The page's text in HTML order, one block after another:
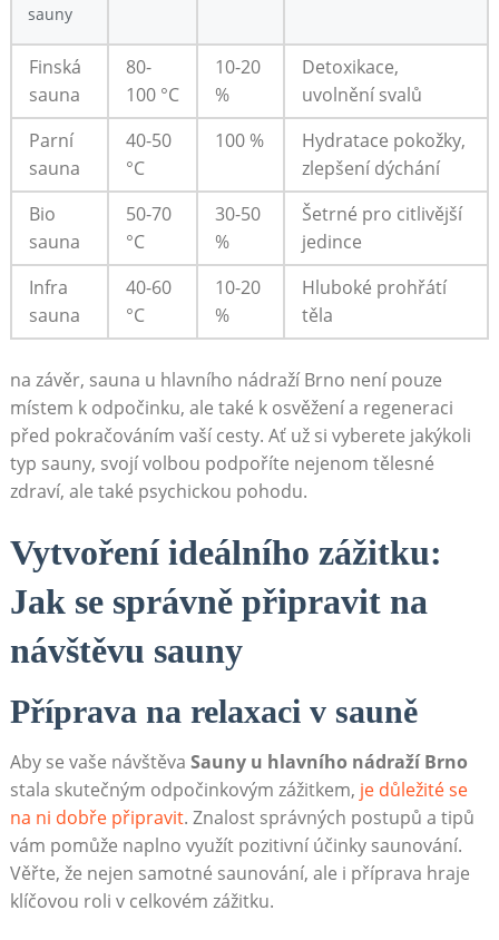
sauny
Finská
sauna
80-
100 °C
10-20
%
Detoxikace,
uvolnění svalů
Parní
sauna
40-50
°C
100 %
Hydratace pokožky,
zlepšení dýchání
Bio
sauna
50-70
°C
30-50
%
Šetrné pro citlivější
jedince
Infra
sauna
40-60
°C
10-20
%
Hluboké prohřátí
těla
na závěr, sauna u hlavního nádraží Brno není pouze
místem k odpočinku, ale také k osvěžení a regeneraci
před pokračováním vaší cesty. Ať už si vyberete jakýkoli
typ sauny, svojí volbou podpoříte nejenom tělesné
zdraví, ale také psychickou pohodu.
Vytvoření ideálního zážitku:
Jak se správně připravit na
návštěvu sauny
Příprava na relaxaci v sauně
Aby se vaše návštěva Sauny u hlavního nádraží Brno
stala skutečným odpočinkovým zážitkem, je důležité se
na ni dobře připravit. Znalost správných postupů a tipů
vám pomůže naplno využít pozitivní účinky saunování.
Věřte, že nejen samotné saunování, ale i příprava hraje
klíčovou roli v celkovém zážitku.